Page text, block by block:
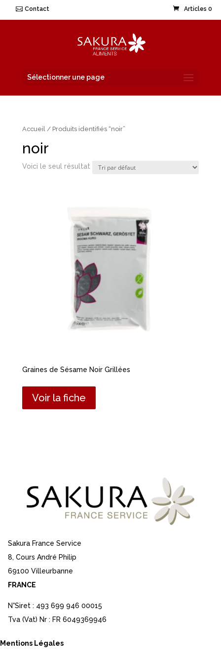
Contact Articles 0
Sélectionner une page
Accueil/ Produits identifiés “noir”
noir
Voici le seul résultat
Graines de Sésame Noir Grillées
Voir la fiche
Sakura France Service
8, Cours André Philip
69100 Villeurbanne
FRANCE
N°Siret : 493 699 946 00015
Tva (Vat) Nr : FR 6049369946
Mentions Légales